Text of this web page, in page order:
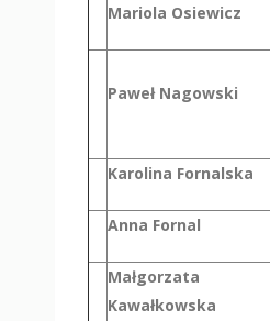
Mariola Osiewicz
Paweł Nagowski
Karolina Fornalska
Anna Fornal
Małgorzata
Kawałkowska